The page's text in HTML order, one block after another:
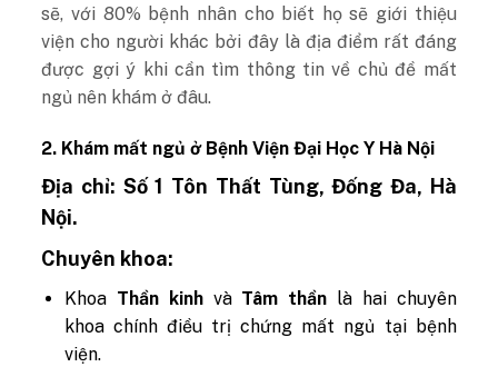
sẽ, với 80% bệnh nhân cho biết họ sẽ giới thiệu
viện cho người khác bởi đây là địa điểm rất đáng
được gợi ý khi cần tìm thông tin về chủ đề mất
ngủ nên khám ở đâu.
2. Khám mất ngủ ở Bệnh Viện Đại Học Y Hà Nội
Địa chỉ: Số 1 Tôn Thất Tùng, Đống Đa, Hà
Nội.
Chuyên khoa:
Khoa Thần kinhvà Tâm thần là hai chuyên
khoa chính điều trị chứng mất ngủ tại bệnh
viện.